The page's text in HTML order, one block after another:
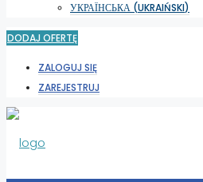
УКРАЇНСЬКА (UKRAIŃSKI)
DODAJ OFERTĘ
ZALOGUJ SIĘ
ZAREJESTRUJ